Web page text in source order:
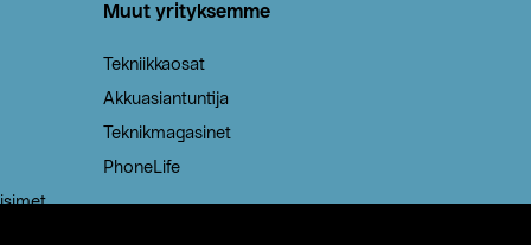
Muut yrityksemme
Tekniikkaosat
Akkuasiantuntija
Teknikmagasinet
PhoneLife